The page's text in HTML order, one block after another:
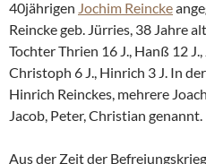
40jährigen Jochim Reincke
Reincke geb. Jürries, 38 Jahre
Tochter Thrien 16 J., Hanß 12
Christoph 6 J., Hinrich 3 J. In
Hinrich Reinckes, mehrere
Jacob, Peter, Christian genannt.
Aus der Zeit der